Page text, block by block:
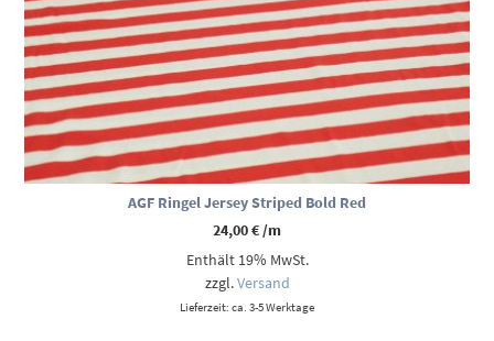
AGF Ringel Jersey Striped Bold Red
24,00€/m
Enthält 19% MwSt.
zzgl.Versand
Lieferzeit: ca. 3-5 Werktage